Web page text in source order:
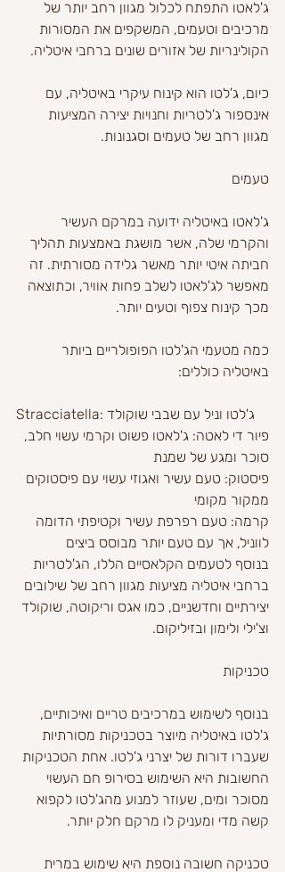
ג'לאטו התפתח לכלול מגוון רחב יותר של
מרכיבים וטעמים, המשקפים את המסורות
הקולינריות של אזורים שונים ברחבי איטליה.
כיום, ג'לטו הוא קינוח עיקרי באיטליה, עם
אינספור ג'לטריות וחנויות יצירה המציעות
מגוון רחב של טעמים וסגנונות.
טעמים
ג'לאטו באיטליה ידועה במרקם העשיר
והקרמי שלה, אשר מושגת באמצעות תהליך
חביתה איטי יותר מאשר גלידה מסורתית. זה
מאפשר לג'לאטו לשלב פחות אוויר, וכתוצאה
מכך קינוח צפוף וטעים יותר.
כמה מטעמי הג'לטו הפופולריים ביותר
באיטליה כוללים:
Stracciatella: ג'לטו וניל עם שבבי שוקולד
פיור די לאטה: ג'לאטו פשוט וקרמי עשוי חלב,
סוכר ומגע של שמנת
פיסטוק: טעם עשיר ואגוזי עשוי עם פיסטוקים
ממקור מקומי
קרמה: טעם רפרפת עשיר וקטיפתי הדומה
לווניל, אך עם טעם יותר מבוסס ביצים
בנוסף לטעמים הקלאסיים הללו, הג'לטריות
ברחבי איטליה מציעות מגוון רחב של שילובים
יצירתיים וחדשניים, כמו אגס וריקוטה, שוקולד
וצ'ילי ולימון ובזיליקום.
טכניקות
בנוסף לשימוש במרכיבים טריים ואיכותיים,
ג'לטו באיטליה מיוצר בטכניקות מסורתיות
שעברו דורות של יצרני ג'לטו. אחת הטכניקות
החשובות היא השימוש בסירופ חם העשוי
מסוכר ומים, שעוזר למנוע מהג'לטו לקפוא
קשה מדי ומעניק לו מרקם חלק יותר.
טכניקה חשובה נוספת היא שימוש במרית